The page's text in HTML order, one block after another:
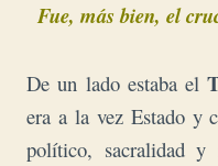
Fue, más bien, el
De un lado estaba el
era a la vez Estado y
político, sacralidad y